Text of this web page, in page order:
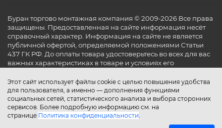
Этот сайт использует файлы cookie с целью повышения удобства
для пользователя, а именно — дополнения функциями
социальных сетей, статистического анализа и выбора сторонних
сервисов. Более подробную информацию см. на
странице Политика конфиденциальности.
Буран торгово монтажная компания © 2009-2026 Все права
защищены. Предоставленная на сайте информация несёт
справочный характер. Информация на сайте не является
публичной офертой, определяемой положениями Статьи
437 ГК РФ. До оплаты товара удостоверьтесь во всех для вас
важных характеристиках в товаре и условиях его